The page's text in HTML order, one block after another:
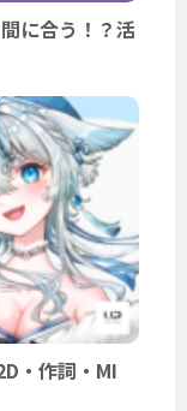
に合う！？活
・作詞・MI